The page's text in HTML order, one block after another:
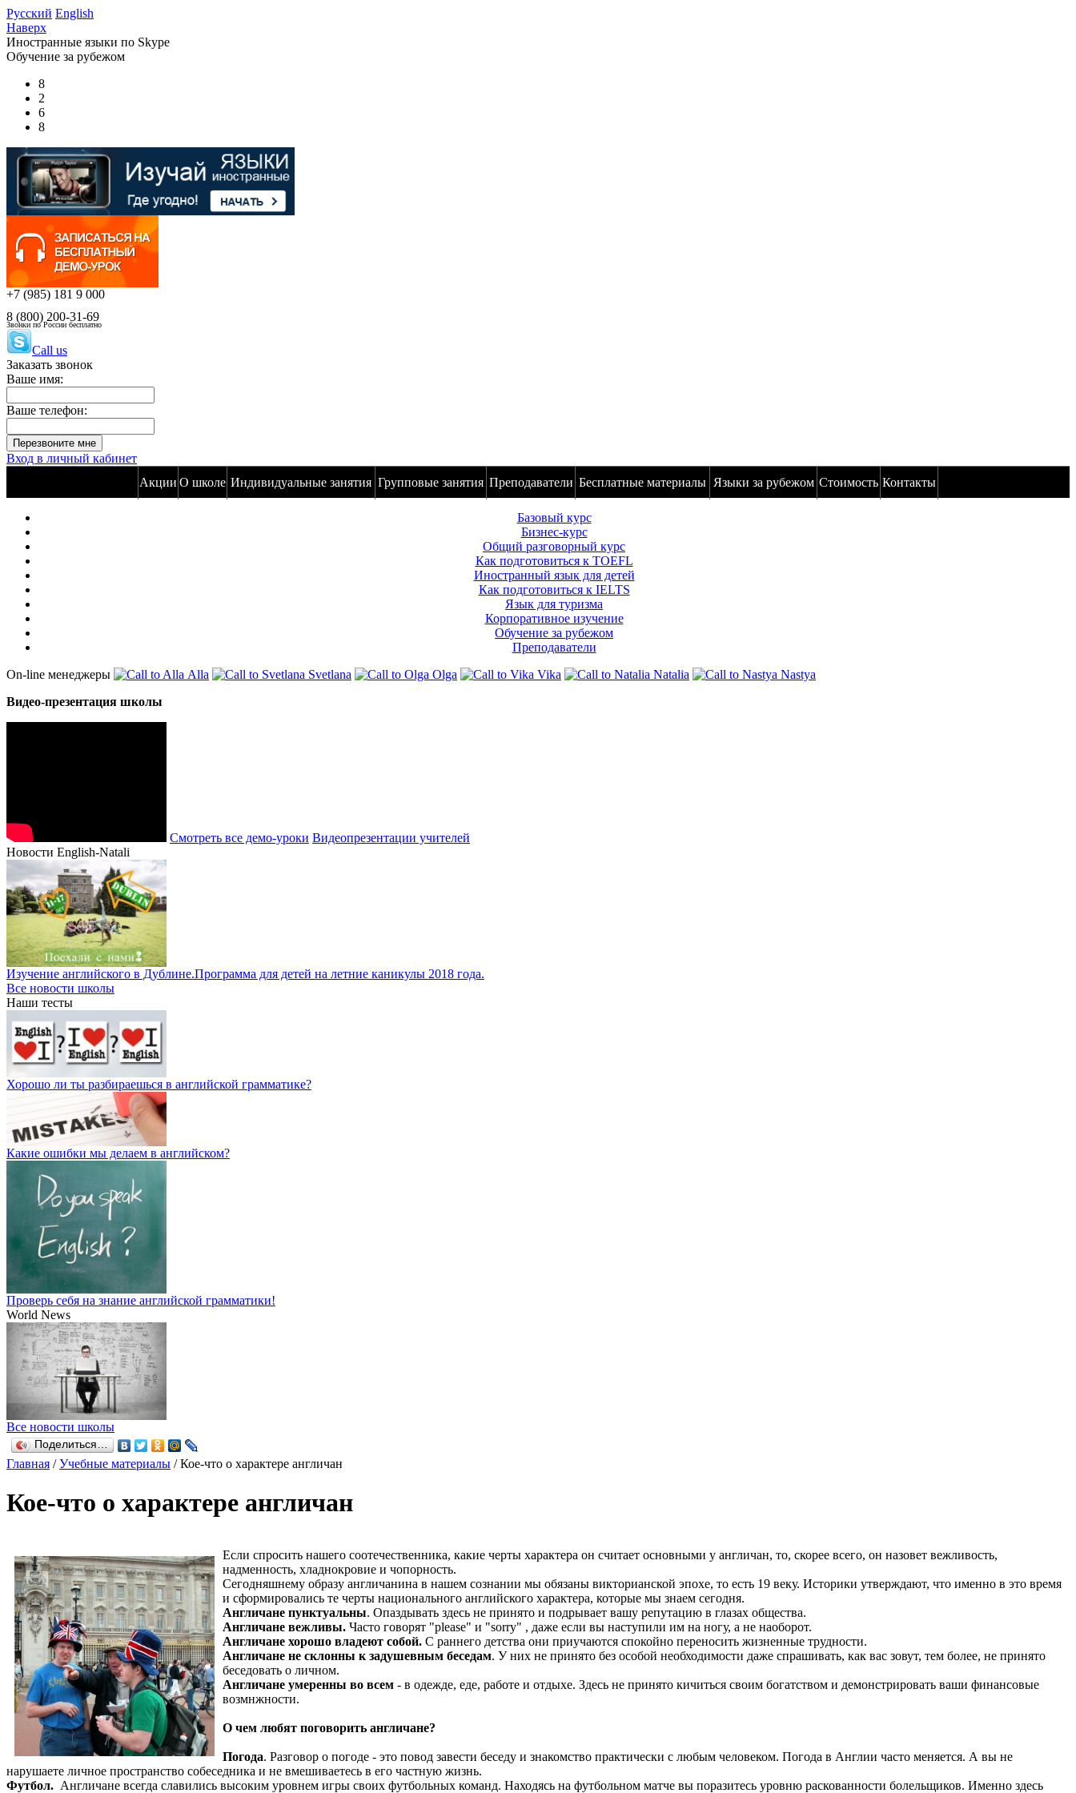
Русский English
Наверх
Иностранные языки по Skype
Обучение за рубежом
8
2
6
8
+7 (985) 181 9 000
8 (800) 200-31-69
Звонки по России бесплатно
Call us
Заказать звонок
Ваше имя:
Ваше телефон:
Вход в личный кабинет
Акции О школе Индивидуальные занятия Групповые занятия Преподаватели Бесплатные материалы Языки за рубежом Стоимость Контакты
Базовый курс
Бизнес-курс
Общий разговорный курс
Как подготовиться к TOEFL
Иностранный язык для детей
Как подготовиться к IELTS
Язык для туризма
Корпоративное изучение
Обучение за рубежом
Преподаватели
On-line менеджеры
Alla Svetlana Olga Vika Natalia
Nastya
Видео-презентация школы
Смотреть все демо-уроки Видеопрезентации учителей
Новости English-Natali
Изучение английского в Дублине.Программа для детей на летние каникулы 2018 года.
Все новости школы
Наши тесты
Хорошо ли ты разбираешься в английской грамматике?
Какие ошибки мы делаем в английском?
Проверь себя на знание английской грамматики!
World News
Все новости школы
Поделиться…
Главная /Учебные материалы /Кое-что о характере англичан
Кое-что о характере англичан
Если спросить нашего соотечественника, какие черты характера он считает основными у англичан, то, скорее всего, он назовет вежливость,
надменность, хладнокровие и чопорность.
Сегодняшнему образу англичанина в нашем сознании мы обязаны викторианской эпохе, то есть 19 веку. Историки утверждают, что именно в это время
и сформировались те черты национального английского характера, которые мы знаем сегодня.
Англичане пунктуальны. Опаздывать здесь не принято и подрывает вашу репутацию в глазах общества.
Англичане вежливы. Часто говорят "please" и "sorry" , даже если вы наступили им на ногу, а не наоборот.
Англичане хорошо владеют собой. С раннего детства они приучаются спокойно переносить жизненные трудности.
Англичане не склонны к задушевным беседам. У них не принято без особой необходимости даже спрашивать, как вас зовут, тем более, не принято
беседовать о личном.
Англичане умеренны во всем - в одежде, еде, работе и отдыхе. Здесь не принято кичиться своим богатством и демонстрировать ваши финансовые
возмнжности.
О чем любят поговорить англичане?
Погода. Разговор о погоде - это повод завести беседу и знакомство практически с любым человеком. Погода в Англии часто меняется. А вы не
нарушаете личное пространство собеседника и не вмешиваетесь в его частную жизнь.
Футбол. Англичане всегда славились высоким уровнем игры своих футбольных команд. Находясь на футбольном матче вы поразитесь уровню раскованности болельщиков. Именно здесь